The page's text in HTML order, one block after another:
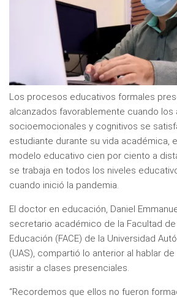
Los procesos educativos formales
alcanzados favorablemente cuando los
socioemocionales y cognitivos se
estudiante durante su vida académica,
modelo educativo cien por ciento a
se trabaja en todos los niveles
cuando inició la pandemia.
El doctor en educación, Daniel
secretario académico de la Facultad
Educación (FACE) de la Universidad
(UAS), compartió lo anterior al hablar
asistir a clases presenciales.
“Recordemos que ellos no fueron